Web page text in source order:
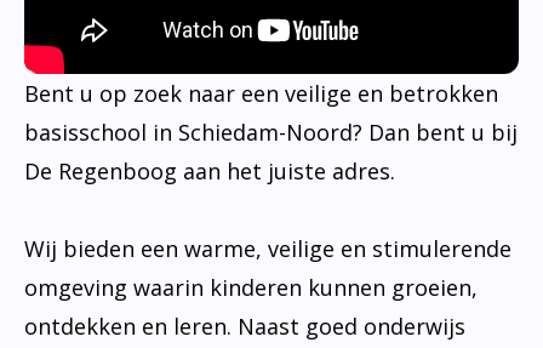
Bent u op zoek naar een veilige en betrokken
basisschool in Schiedam-Noord? Dan bent u bij
De Regenboog aan het juiste adres.
Wij bieden een warme, veilige en stimulerende
omgeving waarin kinderen kunnen groeien,
ontdekken en leren. Naast goed onderwijs